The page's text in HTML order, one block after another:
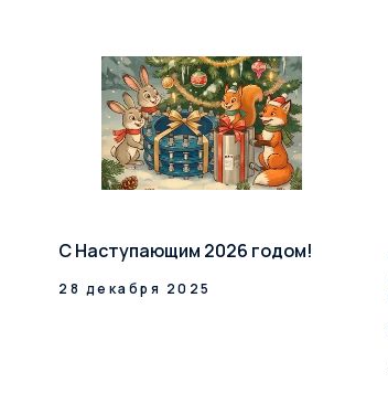
С Наступающим 2026 годом!
28 декабря 2025